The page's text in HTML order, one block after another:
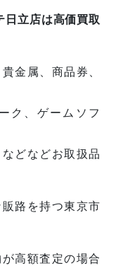
日立店は高価買取
金属、商品券、
ク、ゲームソフ
どなどお取扱品
路を持つ東京市
高額査定の場合